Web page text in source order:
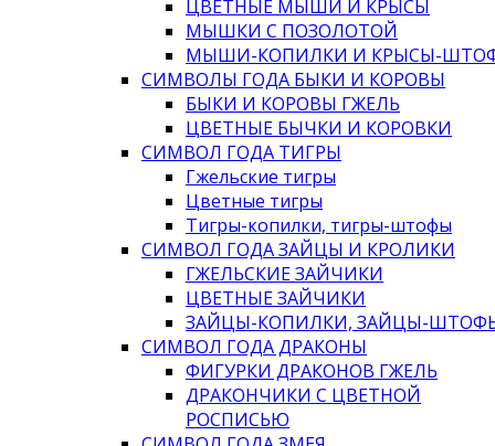
ЦВЕТНЫЕ МЫШИ И КРЫСЫ
МЫШКИ С ПОЗОЛОТОЙ
МЫШИ-КОПИЛКИ И КРЫСЫ-
СИМВОЛЫ ГОДА БЫКИ И КОРОВЫ
БЫКИ И КОРОВЫ ГЖЕЛЬ
ЦВЕТНЫЕ БЫЧКИ И КОРОВКИ
СИМВОЛ ГОДА ТИГРЫ
Гжельские тигры
Цветные тигры
Тигры-копилки, тигры-штофы
СИМВОЛ ГОДА ЗАЙЦЫ И КРОЛИКИ
ГЖЕЛЬСКИЕ ЗАЙЧИКИ
ЦВЕТНЫЕ ЗАЙЧИКИ
ЗАЙЦЫ-КОПИЛКИ, ЗАЙЦЫ-
СИМВОЛ ГОДА ДРАКОНЫ
ФИГУРКИ ДРАКОНОВ ГЖЕЛЬ
ДРАКОНЧИКИ С ЦВЕТНОЙ
РОСПИСЬЮ